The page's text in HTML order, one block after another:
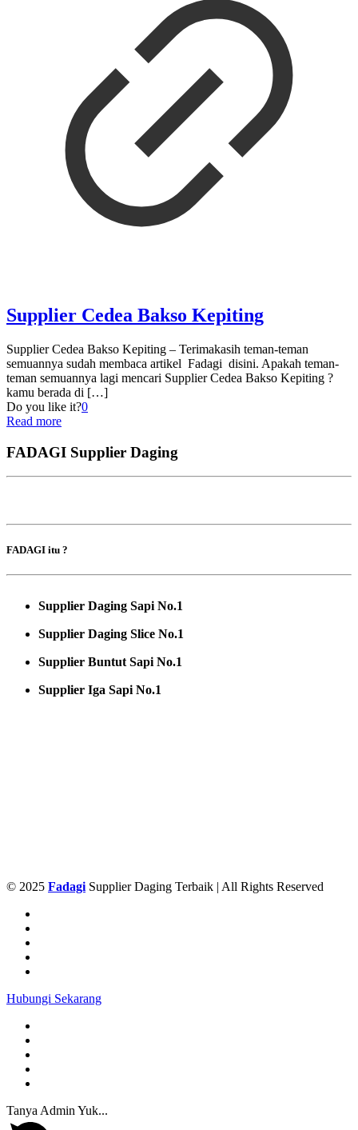
Supplier Cedea Bakso Kepiting
Supplier Cedea Bakso Kepiting – Terimakasih teman-teman
semuannya sudah membaca artikel Fadagi disini. Apakah teman-
teman semuannya lagi mencari Supplier Cedea Bakso Kepiting ?
kamu berada di […]
Do you like it?0
Read more
FADAGI Supplier Daging
FADAGI itu ?
Supplier Daging Sapi No.1
Supplier Daging Slice No.1
Supplier Buntut Sapi No.1
Supplier Iga Sapi No.1
© 2025 Fadagi Supplier Daging Terbaik | All Rights Reserved
Hubungi Sekarang
Tanya Admin Yuk...